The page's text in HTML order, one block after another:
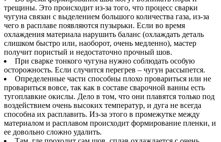
трещины. Это происходит из-за того, что процесс сварки
чугуна связан с выделением большого количества газа, из-за
чего в расплаве появляются пузырьки. Если во время
охлаждения материала нарушить баланс (охлаждать деталь
слишком быстро или, наоборот, очень медленно), мастер
получит пористый и недостаточно прочный шов.
При сварке тонкого чугуна нужно соблюдать особую
осторожность. Если случится перегрев – чугун рассыпется.
Определенные части способны плохо провариться или не
провариться вовсе, так как в составе сварочной ванны есть
тугоплавкие окислы. Дело в том, что они плавятся только под
воздействием очень высоких температур, и дуга не всегда
способна их расплавить. Из-за этого в промежутке между
материалом и расплавом происходит формирование пленки, и
ее довольно сложно удалить.